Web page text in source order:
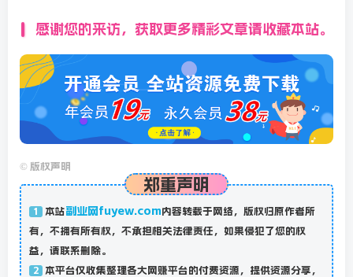
感谢您的来访，获取更多精彩文章请收藏本站。
© 版权声明
郑重声明
1 本站副业网fuyew.com内容转载于网络，版权归原作者所
有，不拥有所有权，不承担相关法律责任，如果侵犯了您的权
益，请联系删除。
2
本平台仅收集整理各大网赚平台的付费资源，提供资源分享，